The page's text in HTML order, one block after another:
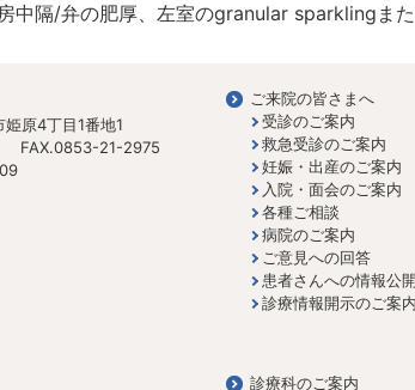
中隔/弁の肥厚、左室のgranular sparklingま
原4丁目1番地1
FAX.0853-21-2975
ご来院の皆さまへ
受診のご案内
救急受診のご案内
妊娠・出産のご案内
入院・面会のご案内
各種ご相談
病院のご案内
ご意見への回答
患者さんへの情報公開
診療情報開示のご案内
診療科のご案内